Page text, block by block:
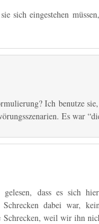
sich eingestehen
Ich benutze
Es war
dass es sich
dabei war,
weil wir ihn